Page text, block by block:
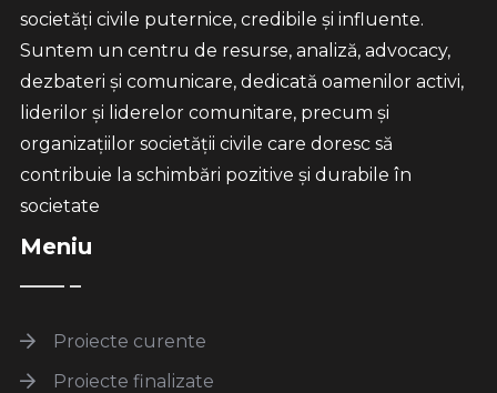
societăți civile puternice, credibile și influente.
Suntem un centru de resurse, analiză, advocacy,
dezbateri și comunicare, dedicată oamenilor activi,
liderilor și liderelor comunitare, precum și
organizațiilor societății civile care doresc să
contribuie la schimbări pozitive și durabile în
societate
Meniu
Proiecte curente
Proiecte finalizate